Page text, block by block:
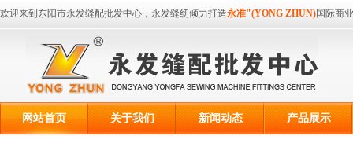
欢迎来到东阳市永发缝配批发中心，永发缝纫倾力打造永准"(YONG ZHUN)国际商
网站首页 关于我们 新闻动态 产品展示